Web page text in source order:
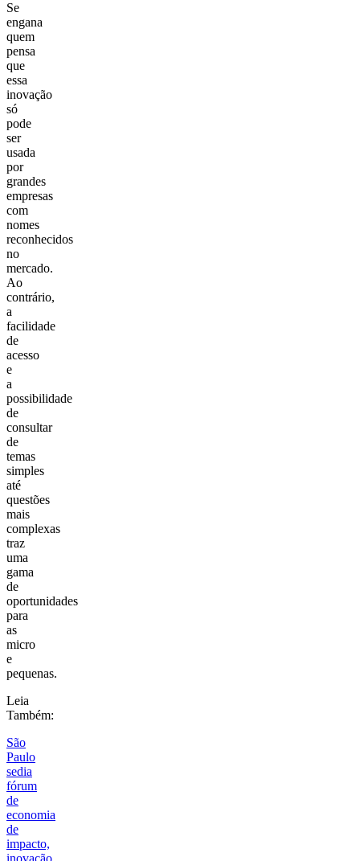
Se
engana
quem
pensa
que
essa
inovação
só
pode
ser
usada
por
grandes
empresas
com
nomes
reconhecidos
no
mercado.
Ao
contrário,
a
facilidade
de
acesso
e
a
possibilidade
de
consultar
de
temas
simples
até
questões
mais
complexas
traz
uma
gama
de
oportunidades
para
as
micro
e
pequenas.
Leia
Também:
São
Paulo
sedia
fórum
de
economia
de
impacto,
inovação